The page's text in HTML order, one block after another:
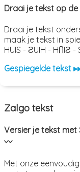
Draai je tekst op
Draai je tekst
maak je tekst in
HUIS - ƧUIH - HႶIƧ -
Gespiegelde tekst
Zalgo tekst
Versier je tekst
〰️
Met onze